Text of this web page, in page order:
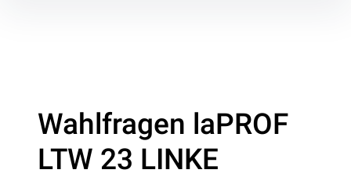
Wahlfragen laPROF
LTW 23 LINKE